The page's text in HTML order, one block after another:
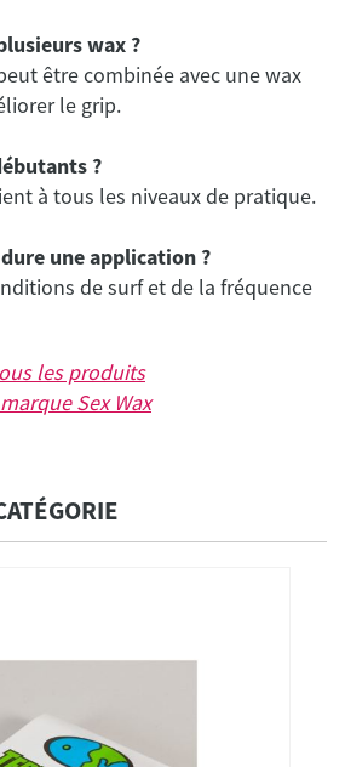
wax ?
être combinée avec une wax
le grip.
?
à tous les niveaux de pratique.
une application ?
de surf et de la fréquence
les produits
Sex Wax